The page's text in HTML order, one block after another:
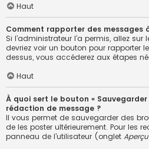
Haut
Comment rapporter des messages
Si l’administrateur l’a permis, allez
devriez voir un bouton pour rapporter
dessus, vous accéderez aux étapes
Haut
À quoi sert le bouton «
rédaction de message ?
Il vous permet de sauvegarder des
de les poster ultérieurement. Pour les
panneau de l’utilisateur (onglet